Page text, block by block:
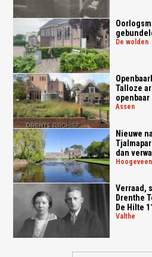
de wolden
Talloze
openbaar
assen
Nieuwe
dan
hoogeveen
Verraad,
Drenthe
De Hilte
valthe